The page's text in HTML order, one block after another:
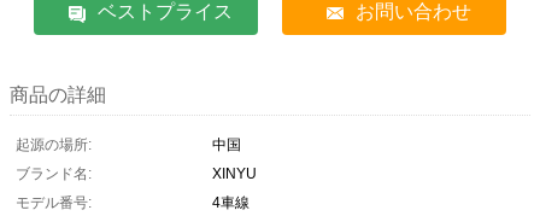
ベストプライス お問い合わせ
商品の詳細
起源の場所:
中国
ブランド名:
XINYU
モデル番号:
4車線